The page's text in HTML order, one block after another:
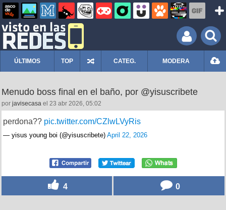
ÚLTIMOS TOP CATEG. MODERA
Menudo boss final en el baño, por @yisuscribete
por javisecasa el 23 abr 2026, 05:02
perdona?? pic.twitter.com/CZlwLVyRis
— yisus young boi (@yisuscribete) April 22, 2026
4 0